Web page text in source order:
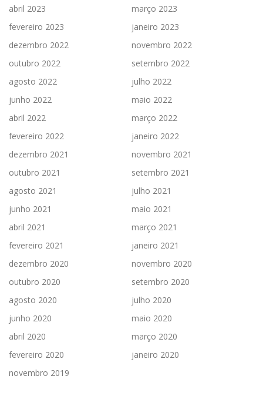
abril 2023
março 2023
fevereiro 2023
janeiro 2023
dezembro 2022
novembro 2022
outubro 2022
setembro 2022
agosto 2022
julho 2022
junho 2022
maio 2022
abril 2022
março 2022
fevereiro 2022
janeiro 2022
dezembro 2021
novembro 2021
outubro 2021
setembro 2021
agosto 2021
julho 2021
junho 2021
maio 2021
abril 2021
março 2021
fevereiro 2021
janeiro 2021
dezembro 2020
novembro 2020
outubro 2020
setembro 2020
agosto 2020
julho 2020
junho 2020
maio 2020
abril 2020
março 2020
fevereiro 2020
janeiro 2020
novembro 2019